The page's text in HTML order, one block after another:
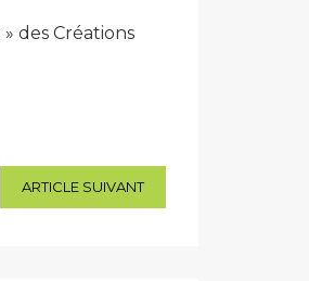
des Créations
ARTICLE SUIVANT